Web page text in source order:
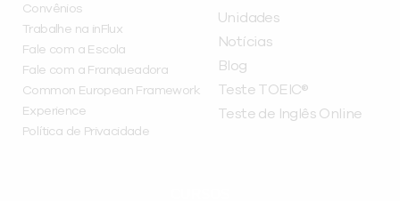
Convênios
Trabalhe na inFlux
Fale com a Escola
Fale com a Franqueadora
Common European Framework
Experience
Política de Privacidade
Unidades
Notícias
Blog
Teste TOEIC®
Teste de Inglês Online